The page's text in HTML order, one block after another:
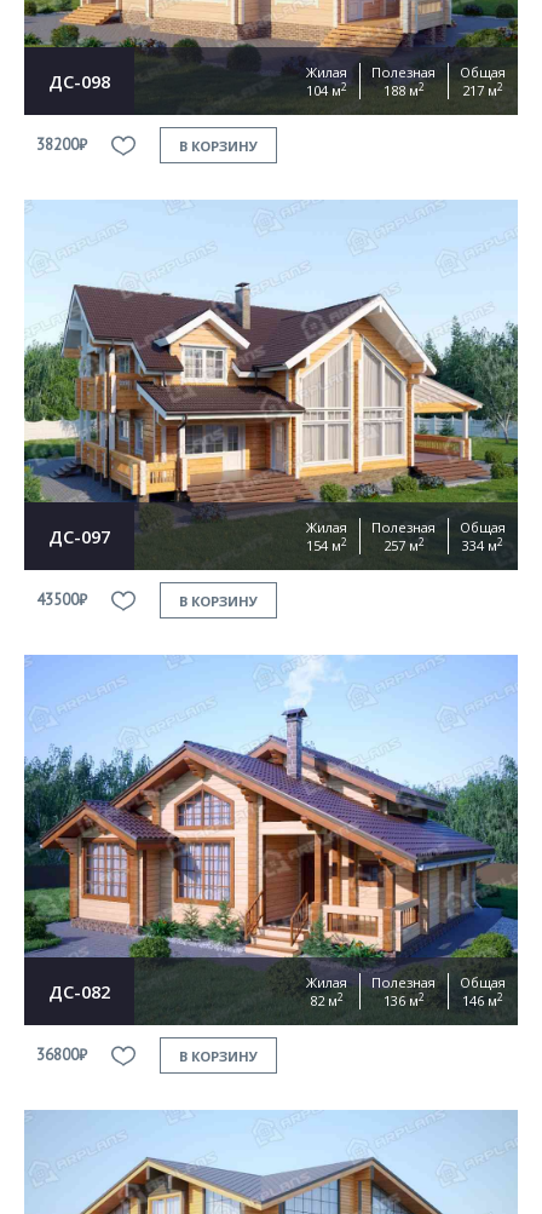
ДС-098
Жилая
104 м2
Полезная
188 м2
Общая
217 м2
38200₽ В КОРЗИНУ
ДС-097
Жилая
154 м2
Полезная
257 м2
Общая
334 м2
43500₽ В КОРЗИНУ
ДС-082
Жилая
82 м2
Полезная
136 м2
Общая
146 м2
36800₽ В КОРЗИНУ